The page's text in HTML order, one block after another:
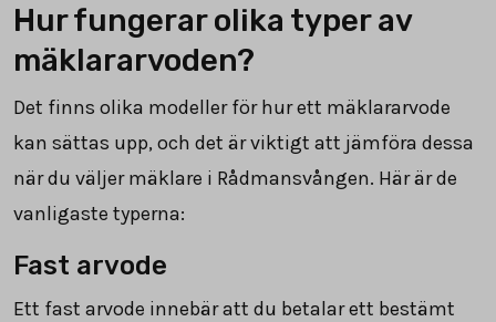
Hur fungerar olika typer av
mäklararvoden?
Det finns olika modeller för hur ett mäklararvode
kan sättas upp, och det är viktigt att jämföra dessa
när du väljer mäklare i Rådmansvången. Här är de
vanligaste typerna:
Fast arvode
Ett fast arvode innebär att du betalar ett bestämt